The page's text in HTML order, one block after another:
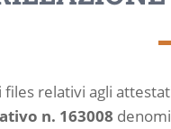
files relativi agli
n. 163008